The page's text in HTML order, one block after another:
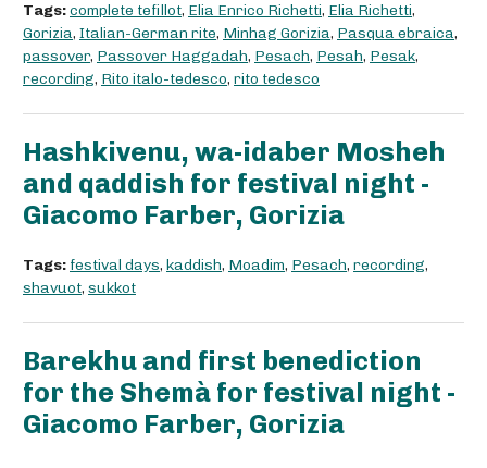
Tags:complete tefillot, Elia Enrico Richetti, Elia Richetti,
Gorizia, Italian-German rite, Minhag Gorizia, Pasqua ebraica,
passover, Passover Haggadah, Pesach, Pesah, Pesak,
recording, Rito italo-tedesco, rito tedesco
Hashkivenu, wa-idaber Mosheh
and qaddish for festival night -
Giacomo Farber, Gorizia
Tags: festival days, kaddish, Moadim, Pesach, recording,
shavuot, sukkot
Barekhu and first benediction
for the Shemà for festival night -
Giacomo Farber, Gorizia